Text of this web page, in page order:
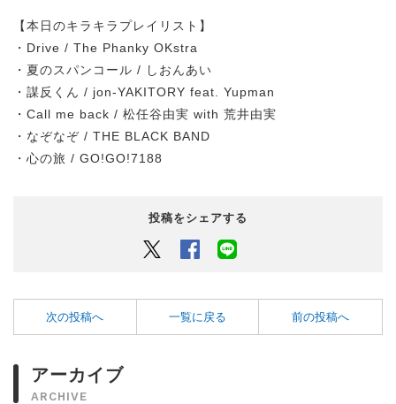
【本日のキラキラプレイリスト】
・Drive / The Phanky OKstra
・夏のスパンコール / しおんあい
・謀反くん / jon-YAKITORY feat. Yupman
・Call me back / 松任谷由実 with 荒井由実
・なぞなぞ / THE BLACK BAND
・心の旅 / GO!GO!7188
投稿をシェアする
Twitter Facebook
次の投稿へ 一覧に戻る 前の投稿へ
アーカイブ
ARCHIVE